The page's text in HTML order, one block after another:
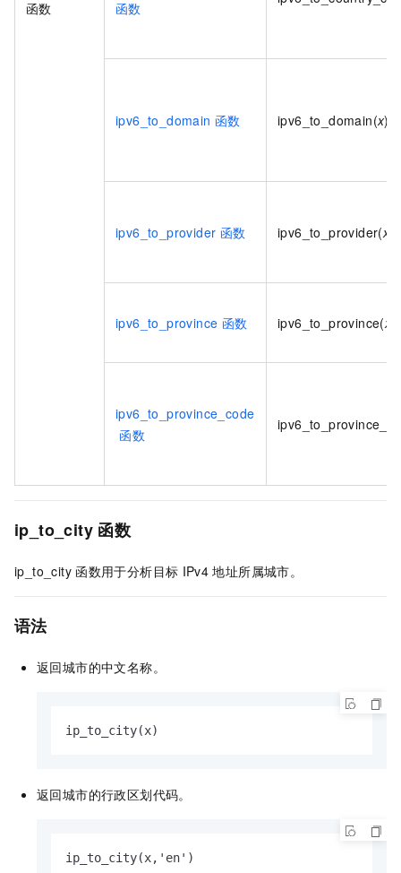
函数 函数
ipv6_to_domain 函数 ipv6_to_domain(x)
ipv6_to_provider 函数 ipv6_to_provider(x
ipv6_to_province 函数 ipv6_to_province(x
ipv6_to_province_code
函数
ip_to_city 函数
ip_to_city 函数用于分析目标 IPv4 地址所属城市。
语法
返回城市的中文名称。
ip_to_city(x)
返回城市的行政区划代码。
ip_to_city(x,'en')